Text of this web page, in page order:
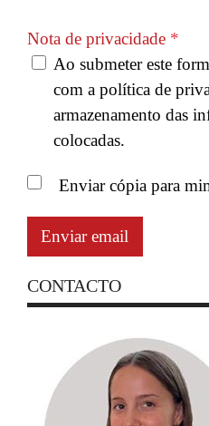
Nota de privacidade *
Ao submeter este
com a política de
armazenamento das
colocadas.
Enviar cópia para
Enviar email
CONTACTO